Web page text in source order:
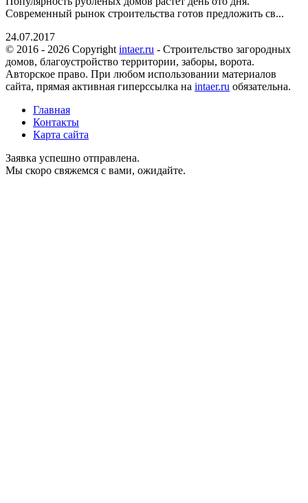
Современный рынок строительства готов предложить св...
24.07.2017
© 2016 - 2026 Copyright intaer.ru - Cтроительство загородных
домов, благоустройство территории, заборы, ворота.
Авторское право. При любом использовании материалов
сайта, прямая активная гиперссылка на intaer.ru обязательна.
Главная
Контакты
Карта сайта
Заявка успешно отправлена.
Мы скоро свяжемся с вами, ожидайте.